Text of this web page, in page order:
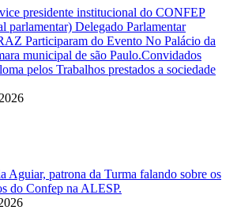
Aeronáutica
e
Major
Castelo,
no
Comando
da
como,
visita
ao
presidente institucional do CONFEP
parlamentar) Delegado Parlamentar
Participaram do Evento No Palácio da
municipal de são Paulo.Convidados
pelos Trabalhos prestados a sociedade
Aguiar, patrona da Turma falando sobre os
do Confep na ALESP.